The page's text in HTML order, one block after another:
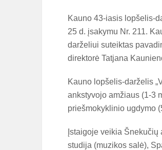
Kauno 43-iasis lopšelis-
25 d. įsakymu Nr. 211.
darželiui suteiktas
direktorė Tatjana
Kauno lopšelis-darželis
ankstyvojo amžiaus (1-3
priešmokyklinio ugdymo
Įstaigoje veikia
studija (muzikos salė),